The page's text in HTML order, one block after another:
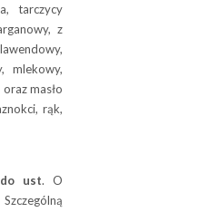
tarczycy
z
mlekowy,
masło
rąk,
ust. O